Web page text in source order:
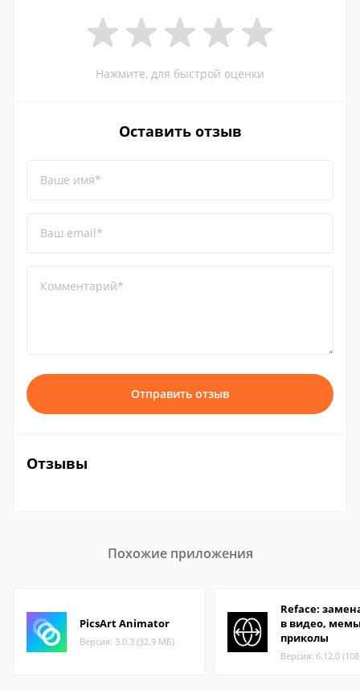
Нажмите, для быстрой оценки
Оставить отзыв
Ваше имя*
Ваш email*
Комментарий*
Отправить отзыв
Отзывы
Похожие приложения
PicsArt Animator
Версия: 3.0.3 (32.9 МБ)
Reface:
в видео,
приколы
Версия: 6.12.0